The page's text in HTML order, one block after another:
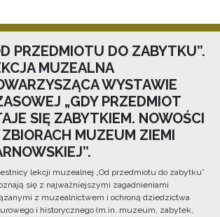
PRZEDMIOTU DO ZABYTKU”.
MUZEALNA
WYSTAWIE
„GDY PRZEDMIOT
SIĘ ZABYTKIEM. NOWOŚCI
MUZEUM ZIEMI
lekcji muzealnej „Od przedmiotu do zabytku”
się z najważniejszymi zagadnieniami
z muzealnictwem i ochroną dziedzictwa
i historycznego (m.in. muzeum, zabytek,